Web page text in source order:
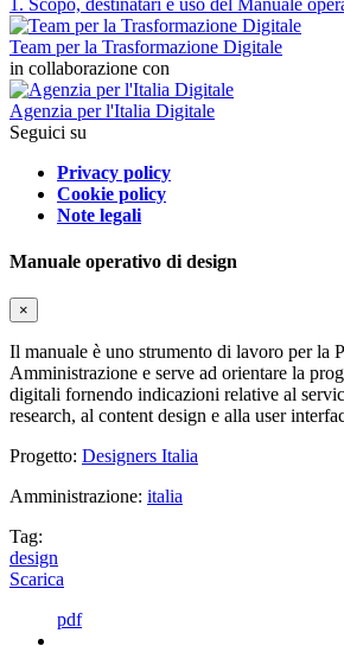
Team per la Trasformazione Digitale
in collaborazione con
Agenzia per l'Italia Digitale
Seguici su
Privacy policy
Cookie policy
Note legali
Manuale operativo di design
×
Il manuale è uno strumento di lavoro per la
Amministrazione e serve ad orientare la
digitali fornendo indicazioni relative al
research, al content design e alla user
Progetto: Designers Italia
Amministrazione: italia
Tag:
design
Scarica
pdf